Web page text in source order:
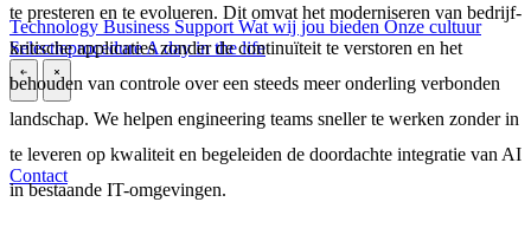
Technology Business Support Wat wij jou bieden Onze cultuur
SelectieprocedureA day in the life
\ \
Contact
te presteren en te evolueren. Dit omvat het moderniseren van bedrijf-
kritische applicaties zonder de continuïteit te verstoren en het
behouden van controle over een steeds meer onderling verbonden
landschap. We helpen engineering teams sneller te werken zonder in
te leveren op kwaliteit en begeleiden de doordachte integratie van AI
in bestaande IT-omgevingen.